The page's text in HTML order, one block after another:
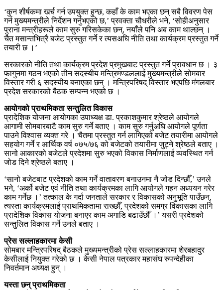
‘कुन शीर्षकमा खर्च गर्न उपयुक्त हुन्छ, कहाँ के काम भएका छन् सबै विवरण पेस
गर्न मुख्यमन्त्रीले निर्देशन गर्नुभएको छ,’ प्रवक्ता चौधरीले भने, ‘सोहीअनुसार
पुराना मन्त्रीहरूले काम सुरु गरिसकेका छन्, नयाँले पनि अब काम थाल्छन् ।
चैत मसान्तभित्रै बजेट प्रस्तुत गर्ने र त्यसअघि नीति तथा कार्यक्रम प्रस्तुत गर्ने
तयारी छ ।’
सरकारको नीति तथा कार्यक्रम प्रदेश प्रमुखबाट प्रस्तुत गर्ने प्रावधान छ । ३
फागुनमा गठन भएको तीन सदस्यीय मन्त्रिमण्डललाई मुख्यमन्त्रीले सोमबार
विस्तार गरी ६ सदस्यीय बनाएका छन् । मन्त्रिपरिषद् विस्तार भएपछि मंगलबार
प्रदेश सरकारको बैठक सम्पन्न भएको छ ।
आयोगको प्राथमिकता सन्तुलित विकास
प्रादेशिक योजना आयोगका उपाध्यक्ष डा. प्रकाशकुमार श्रेष्ठले आयोगले
आगामी सोमबारबाटै काम सुरु गर्ने बताए । काम सुरु गर्नुअघि आयोगले पूर्णता
पाउने विश्वास व्यक्त गरे । चैतमा प्रस्तुत गर्न लागिएको बजेट तयारीमा आयोगले
सहयोग गर्ने र आर्थिक वर्ष ०७५/७६ को बजेटको तयारीमा जुट्ने श्रेष्ठले बताए ।
सानो आकारको बजेटले प्रदेशमा सुरु भएको विकास निर्माणलाई व्यवस्थित गर्न
जोड दिने श्रेष्ठले बताए ।
‘सानो बजेटबाट प्रदेशको काम गर्ने वातावरण बनाउनमा नै जोड दिन्छौँ,’ उनले
भने, ‘अर्को बजेट एवं नीति तथा कार्यक्रमका लागि आयोगले गहन अध्ययन गरेर
काम गर्नेछ ।’ तत्काल के गर्दा जनताले सरकार र विकासको अनुभूति पाउँछन्,
त्यस्ता कार्यक्रमलाई प्राथमिकतामा राख्छौँ, प्रदेशको समग्र विकासका लागि
प्रादेशिक विकास योजना बनाएर काम अगाडि बढाउँछौँ ।’ यसरी प्रदेशको
सन्तुलित विकास गर्ने उनले बताए ।
प्रेस सल्लाहकारमा केसी
सोमबार मन्त्रिपरिषद् बैठकले मुख्यमन्त्रीको प्रेस सल्लाहकारमा शेरबहादुर
केसीलाई नियुक्त गरेको छ । केसी नेपाल पत्रकार महासंघ रुपन्देहीका
निवर्तमान अध्यक्ष हुन् ।
यस्ता छन् प्राथमिकता